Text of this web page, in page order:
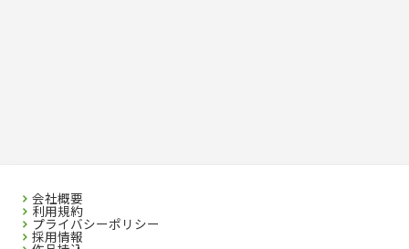
会社概要
利用規約
プライバシーポリシー
採用情報